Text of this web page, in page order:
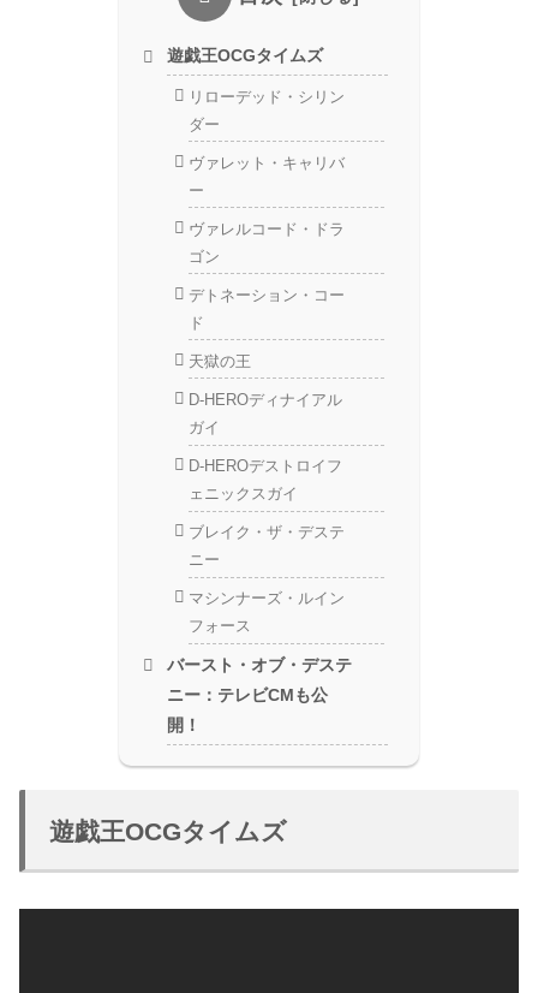
遊戯王OCGタイムズ
リローデッド・シリン
ダー
ヴァレット・キャリバ
ー
ヴァレルコード・ドラ
ゴン
デトネーション・コー
ド
天獄の王
D-HEROディナイアル
ガイ
D-HEROデストロイフ
ェニックスガイ
ブレイク・ザ・デステ
ニー
マシンナーズ・ルイン
フォース
バースト・オブ・デステ
ニー：テレビCMも公
開！
遊戯王OCGタイムズ